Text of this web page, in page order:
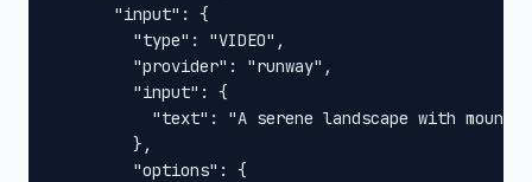
      "input": {
        "type": "VIDEO",
        "provider": "runway",
        "input": {
"text": "A serene landscape with
        },
        "options": {